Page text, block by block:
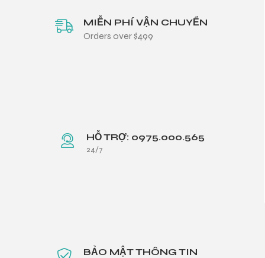
MIỄN PHÍ VẬN CHUYỂN
Orders over $499
HỖ TRỢ: 0975.000.565
24/7
BẢO MẬT THÔNG TIN